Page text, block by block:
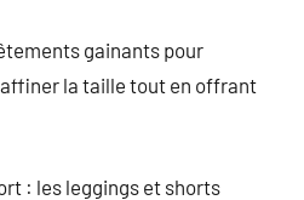
gainants pour
la taille tout en offrant
: les leggings et shorts